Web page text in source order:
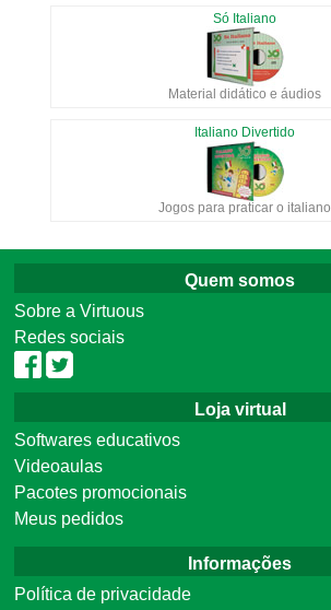
Só Italiano
Material didático e áudios
Italiano Divertido
Jogos para praticar o italiano
Quem somos
Sobre a Virtuous
Redes sociais
Loja virtual
Softwares educativos
Videoaulas
Pacotes promocionais
Meus pedidos
Informações
Política de privacidade